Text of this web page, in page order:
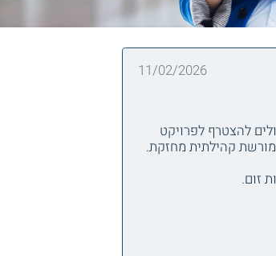
11/02/2026
להצטרף לפרויקט
קהילתית מחזקת.
זום.